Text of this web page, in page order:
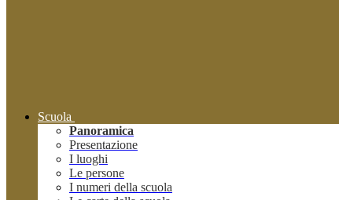
Scuola
Panoramica
Presentazione
I luoghi
Le persone
I numeri della scuola